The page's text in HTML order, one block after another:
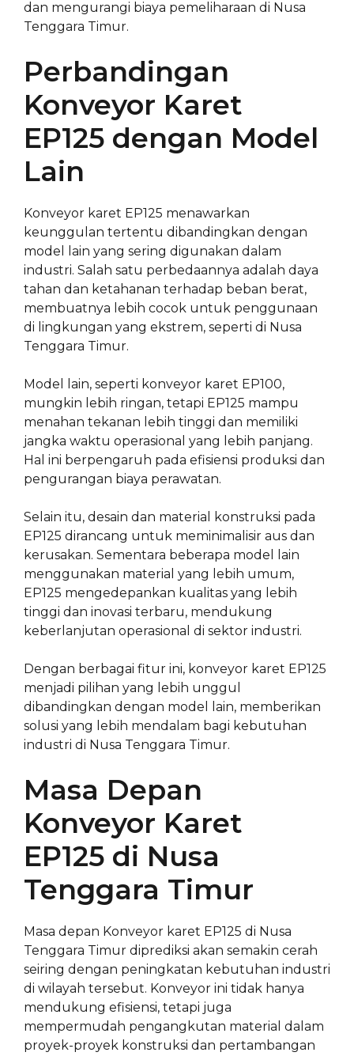
dan mengurangi biaya pemeliharaan di Nusa
Tenggara Timur.
Perbandingan
Konveyor Karet
EP125 dengan Model
Lain
Konveyor karet EP125 menawarkan
keunggulan tertentu dibandingkan dengan
model lain yang sering digunakan dalam
industri. Salah satu perbedaannya adalah daya
tahan dan ketahanan terhadap beban berat,
membuatnya lebih cocok untuk penggunaan
di lingkungan yang ekstrem, seperti di Nusa
Tenggara Timur.
Model lain, seperti konveyor karet EP100,
mungkin lebih ringan, tetapi EP125 mampu
menahan tekanan lebih tinggi dan memiliki
jangka waktu operasional yang lebih panjang.
Hal ini berpengaruh pada efisiensi produksi dan
pengurangan biaya perawatan.
Selain itu, desain dan material konstruksi pada
EP125 dirancang untuk meminimalisir aus dan
kerusakan. Sementara beberapa model lain
menggunakan material yang lebih umum,
EP125 mengedepankan kualitas yang lebih
tinggi dan inovasi terbaru, mendukung
keberlanjutan operasional di sektor industri.
Dengan berbagai fitur ini, konveyor karet EP125
menjadi pilihan yang lebih unggul
dibandingkan dengan model lain, memberikan
solusi yang lebih mendalam bagi kebutuhan
industri di Nusa Tenggara Timur.
Masa Depan
Konveyor Karet
EP125 di Nusa
Tenggara Timur
Masa depan Konveyor karet EP125 di Nusa
Tenggara Timur diprediksi akan semakin cerah
seiring dengan peningkatan kebutuhan industri
di wilayah tersebut. Konveyor ini tidak hanya
mendukung efisiensi, tetapi juga
mempermudah pengangkutan material dalam
proyek-proyek konstruksi dan pertambangan